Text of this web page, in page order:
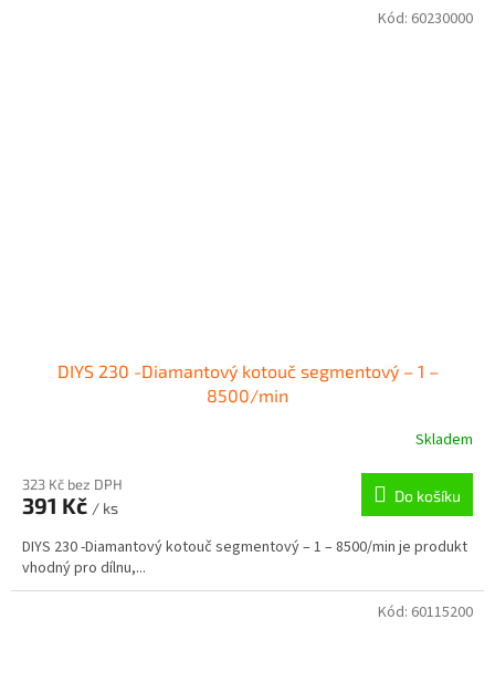
DIYS 230 -Diamantový kotouč segmentový – 1 –
8500/min
Skladem
323 Kč bez DPH
391 Kč / ks
Do košíku
DIYS 230 -Diamantový kotouč segmentový – 1 – 8500/min je produkt
vhodný pro dílnu,...
Kód: 60230000
Kód: 60115200